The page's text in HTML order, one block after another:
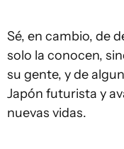
Sé, en cambio, de
solo la conocen,
su gente, y de
Japón futurista y
nuevas vidas.